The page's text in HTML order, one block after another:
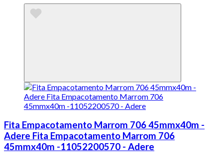
Fita Empacotamento Marrom 706 45mmx40m -
Adere Fita Empacotamento Marrom 706
45mmx40m -11052200570 - Adere